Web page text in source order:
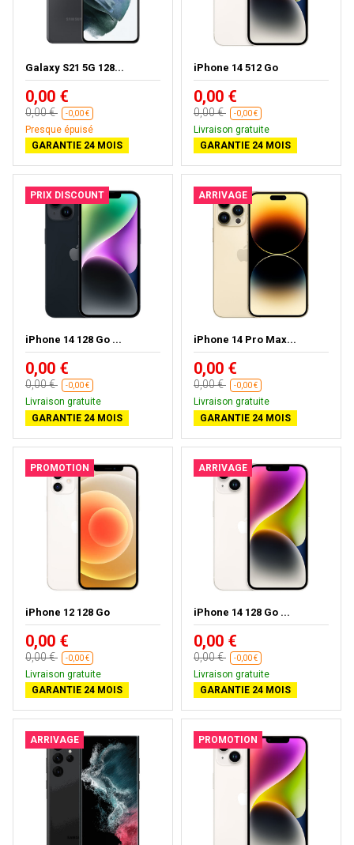
Galaxy S21 5G 128...
0,00 €
0,00 € -0,00 €
Presque épuisé
GARANTIE 24 MOIS
iPhone 14 512 Go
0,00 €
0,00 € -0,00 €
Livraison gratuite
GARANTIE 24 MOIS
PRIX DISCOUNT
iPhone 14 128 Go ...
0,00 €
0,00 € -0,00 €
Livraison gratuite
GARANTIE 24 MOIS
ARRIVAGE
iPhone 14 Pro Max...
0,00 €
0,00 € -0,00 €
Livraison gratuite
GARANTIE 24 MOIS
PROMOTION
iPhone 12 128 Go
0,00 €
0,00 € -0,00 €
Livraison gratuite
GARANTIE 24 MOIS
ARRIVAGE
iPhone 14 128 Go ...
0,00 €
0,00 € -0,00 €
Livraison gratuite
GARANTIE 24 MOIS
ARRIVAGE PROMOTION